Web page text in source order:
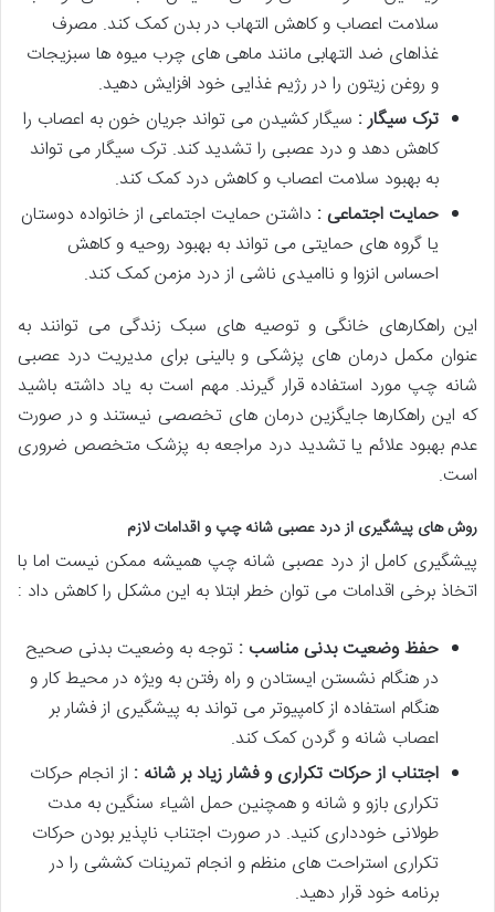
سلامت اعصاب و کاهش التهاب در بدن کمک کند. مصرف
غذاهای ضد التهابی مانند ماهی های چرب میوه ها سبزیجات
و روغن زیتون را در رژیم غذایی خود افزایش دهید.
ترک سیگار : سیگار کشیدن می تواند جریان خون به اعصاب را
کاهش دهد و درد عصبی را تشدید کند. ترک سیگار می تواند
به بهبود سلامت اعصاب و کاهش درد کمک کند.
حمایت اجتماعی : داشتن حمایت اجتماعی از خانواده دوستان
یا گروه های حمایتی می تواند به بهبود روحیه و کاهش
احساس انزوا و ناامیدی ناشی از درد مزمن کمک کند.
این راهکارهای خانگی و توصیه های سبک زندگی می توانند به
عنوان مکمل درمان های پزشکی و بالینی برای مدیریت درد عصبی
شانه چپ مورد استفاده قرار گیرند. مهم است به یاد داشته باشید
که این راهکارها جایگزین درمان های تخصصی نیستند و در صورت
عدم بهبود علائم یا تشدید درد مراجعه به پزشک متخصص ضروری
است.
روش های پیشگیری از درد عصبی شانه چپ و اقدامات لازم
پیشگیری کامل از درد عصبی شانه چپ همیشه ممکن نیست اما با
اتخاذ برخی اقدامات می توان خطر ابتلا به این مشکل را کاهش داد :
حفظ وضعیت بدنی مناسب : توجه به وضعیت بدنی صحیح
در هنگام نشستن ایستادن و راه رفتن به ویژه در محیط کار و
هنگام استفاده از کامپیوتر می تواند به پیشگیری از فشار بر
اعصاب شانه و گردن کمک کند.
اجتناب از حرکات تکراری و فشار زیاد بر شانه : از انجام حرکات
تکراری بازو و شانه و همچنین حمل اشیاء سنگین به مدت
طولانی خودداری کنید. در صورت اجتناب ناپذیر بودن حرکات
تکراری استراحت های منظم و انجام تمرینات کششی را در
برنامه خود قرار دهید.